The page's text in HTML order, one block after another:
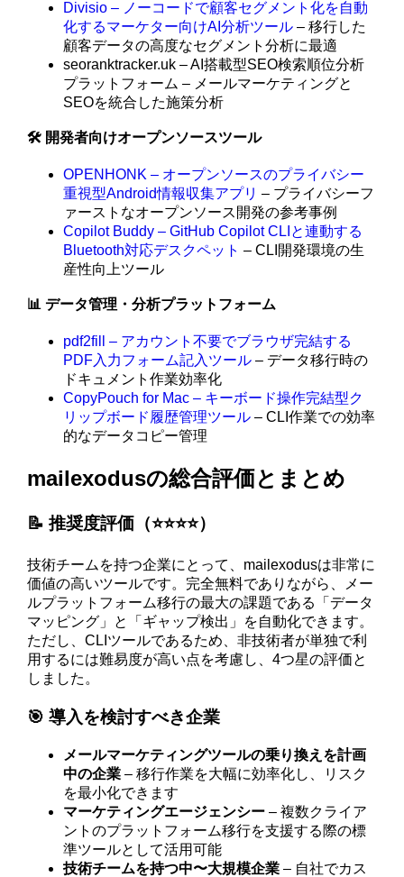
Divisio – ノーコードで顧客セグメント化を自動
化するマーケター向けAI分析ツール – 移行した
顧客データの高度なセグメント分析に最適
seoranktracker.uk – AI搭載型SEO検索順位分析
プラットフォーム – メールマーケティングと
SEOを統合した施策分析
🛠️ 開発者向けオープンソースツール
OPENHONK – オープンソースのプライバシー
重視型Android情報収集アプリ – プライバシーフ
ァーストなオープンソース開発の参考事例
Copilot Buddy – GitHub Copilot CLIと連動する
Bluetooth対応デスクペット – CLI開発環境の生
産性向上ツール
📊 データ管理・分析プラットフォーム
pdf2fill – アカウント不要でブラウザ完結する
PDF入力フォーム記入ツール – データ移行時の
ドキュメント作業効率化
CopyPouch for Mac – キーボード操作完結型ク
リップボード履歴管理ツール – CLI作業での効率
的なデータコピー管理
mailexodusの総合評価とまとめ
📝 推奨度評価（⭐️⭐️⭐️⭐️）
技術チームを持つ企業にとって、mailexodusは非常に
価値の高いツールです。完全無料でありながら、メー
ルプラットフォーム移行の最大の課題である「データ
マッピング」と「ギャップ検出」を自動化できます。
ただし、CLIツールであるため、非技術者が単独で利
用するには難易度が高い点を考慮し、4つ星の評価と
しました。
🎯 導入を検討すべき企業
メールマーケティングツールの乗り換えを計画
中の企業 – 移行作業を大幅に効率化し、リスク
を最小化できます
マーケティングエージェンシー – 複数クライア
ントのプラットフォーム移行を支援する際の標
準ツールとして活用可能
技術チームを持つ中〜大規模企業 – 自社でカス